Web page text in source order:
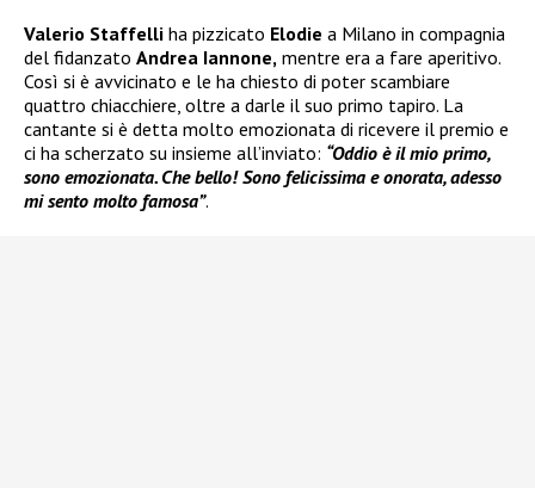
Valerio Staffelli ha pizzicato Elodie a Milano in compagnia
del fidanzato Andrea Iannone, mentre era a fare aperitivo.
Così si è avvicinato e le ha chiesto di poter scambiare
quattro chiacchiere, oltre a darle il suo primo tapiro. La
cantante si è detta molto emozionata di ricevere il premio e
ci ha scherzato su insieme all’inviato: “Oddio è il mio primo,
sono emozionata. Che bello! Sono felicissima e onorata, adesso
mi sento molto famosa”.